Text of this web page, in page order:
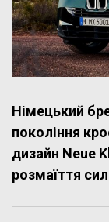
Німецький
покоління
дизайн Neue
розмаїття